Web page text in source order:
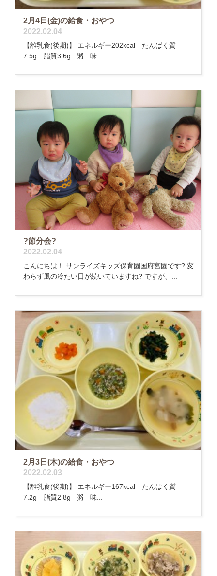
2月4日(金)の給食・おやつ
2022.02.04
【離乳食(後期)】 エネルギー202kcal たんぱく質
7.5g 脂質3.6g 粥 味...
?節分会?
2022.02.04
こんにちは！ サンライズキッズ保育園国府宮園です? 変
わらず風の冷たい日が続いていますね? ですが、...
2月3日(木)の給食・おやつ
2022.02.03
【離乳食(後期)】 エネルギー167kcal たんぱく質
7.2g 脂質2.8g 粥 味...